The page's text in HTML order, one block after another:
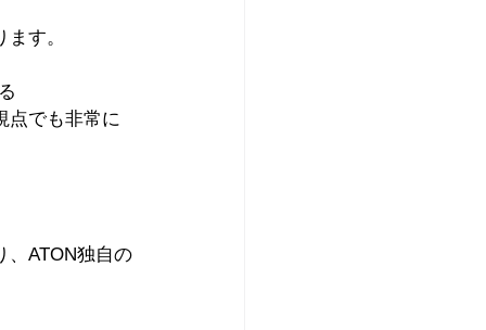
す。
点でも非常に
、ATON独自の